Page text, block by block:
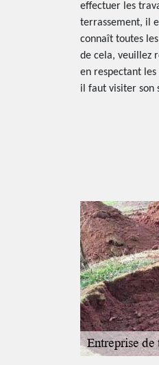
effectuer les
terrassement, il
connaît toutes
de cela, veuillez
en respectant
il faut visiter son